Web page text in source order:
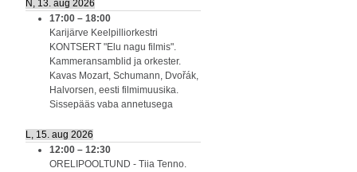
N, 13. aug 2026
17:00 – 18:00
Karijärve Keelpilliorkestri
KONTSERT "Elu nagu filmis".
Kammeransamblid ja orkester.
Kavas Mozart, Schumann, Dvořák,
Halvorsen, eesti filmimuusika.
Sissepääs vaba annetusega
L, 15. aug 2026
12:00 – 12:30
ORELIPOOLTUND - Tiia Tenno.